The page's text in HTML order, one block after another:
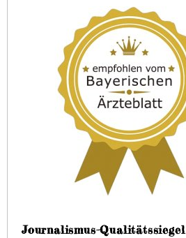
Journalismus-Qualitätssiegel